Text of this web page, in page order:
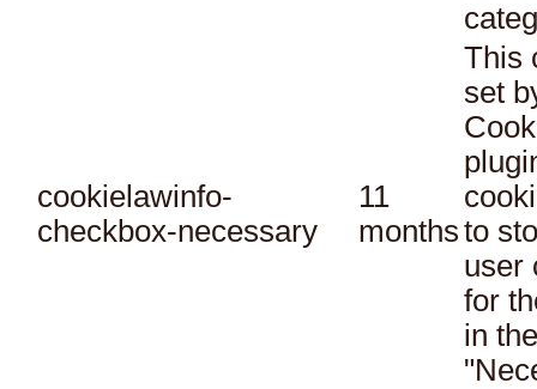
cookielawinfo-
checkbox-necessary
11
months
This
set
to
user
for
in